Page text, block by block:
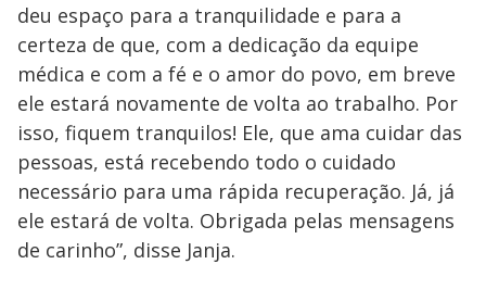
deu espaço para a tranquilidade e para a
certeza de que, com a dedicação da equipe
médica e com a fé e o amor do povo, em breve
ele estará novamente de volta ao trabalho. Por
isso, fiquem tranquilos! Ele, que ama cuidar das
pessoas, está recebendo todo o cuidado
necessário para uma rápida recuperação. Já, já
ele estará de volta. Obrigada pelas mensagens
de carinho”, disse Janja.